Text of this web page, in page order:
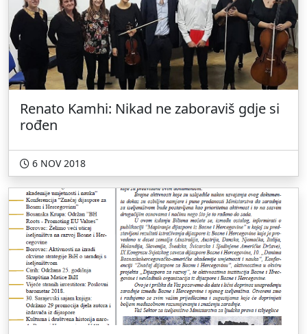
Renato Kamhi: Nikad ne zaboraviš gdje si
rođen
6 NOV 2018